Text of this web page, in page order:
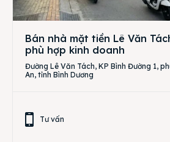
Bán nhà mặt tiền Lê Văn
phù hợp kinh doanh
Đường Lê Văn Tách, KP Bình Đường 1,
An, tỉnh Bình Dương
Tư vấn